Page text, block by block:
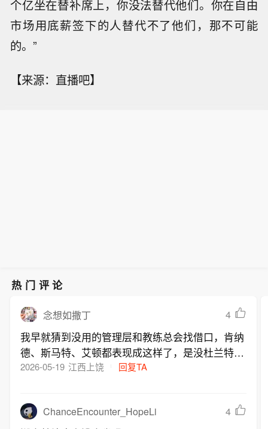
个亿坐在替补席上，你没法替代他们。你在自由
市场用底薪签下的人替代不了他们，那不可能
的。”
【来源：直播吧】
热门评论
念想如撒丁 4
我早就猜到没用的管理层和教练总会找借口，肯纳
德、斯马特、艾顿都表现成这样了，是没杜兰特和
范乔丹的问题吗
2026-05-19 江西上饶 回复TA
ChanceEncounter_HopeLi 4